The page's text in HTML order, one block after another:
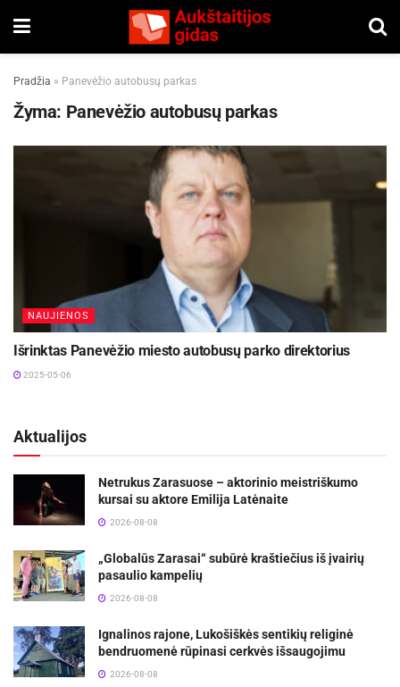
Pradžia » Panevėžio autobusų parkas
Žyma: Panevėžio autobusų parkas
NAUJIENOS
Išrinktas Panevėžio miesto autobusų parko direktorius
2025-05-06
Aktualijos
Netrukus Zarasuose – aktorinio meistriškumo
kursai su aktore Emilija Latėnaite
2026-08-08
„Globalūs Zarasai“ subūrė kraštiečius iš įvairių
pasaulio kampelių
2026-08-08
Ignalinos rajone, Lukošiškės sentikių religinė
bendruomenė rūpinasi cerkvės išsaugojimu
2026-08-08